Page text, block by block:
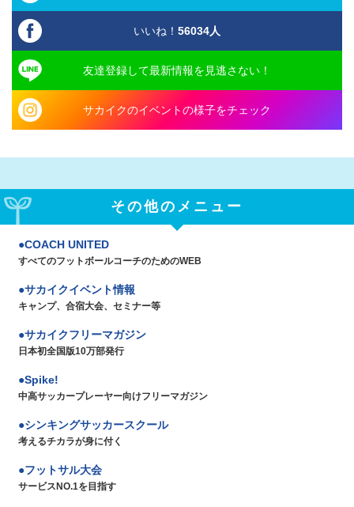
いいね！ 56034人
友達登録して最新情報を見逃さない！
サカイクのイベントの様子をチェック
その他のメニュー
COACH UNITED
すべてのフットボールコーチのためのWEB
サカイクイベント情報
キャンプ、合宿大会、セミナー等
サカイクフリーマガジン
日本初全国版10万部発行
Spike!
中高サッカープレーヤー向けフリーマガジン
シンキングサッカースクール
考えるチカラが身に付く
フットサル大会
サービスNO.1を目指す